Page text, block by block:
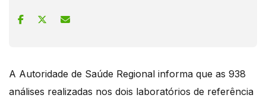
A Autoridade de Saúde Regional informa que as 938
análises realizadas nos dois laboratórios de referência